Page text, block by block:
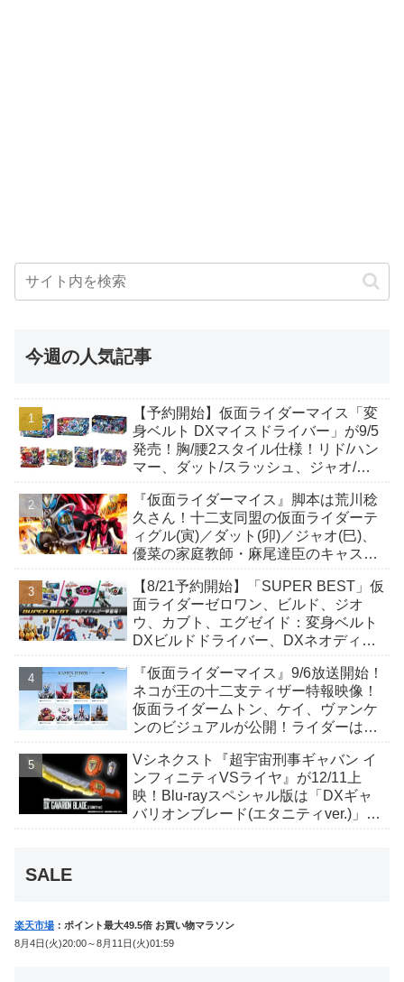
今週の人気記事
【予約開始】仮面ライダーマイス「変
身ベルト DXマイスドライバー」が9/5
発売！胸/腰2スタイル仕様！リド/ハン
マー、ダット/スラッシュ、ジャオ/バ
も！
『仮面ライダーマイス』脚本は荒川稔
久さん！十二支同盟の仮面ライダーテ
ィグル(寅)／ダット(卯)／ジャオ(巳)、
優菜の家庭教師・麻尾達臣のキャスト
んも変身！
【8/21予約開始】「SUPER BEST」仮
面ライダーゼロワン、ビルド、ジオ
ウ、カブト、エグゼイド：変身ベルト
DXビルドドライバー、DXネオディケ
か12点！
『仮面ライダーマイス』9/6放送開始！
ネコが王の十二支ティザー特報映像！
仮面ライダームトン、ケイ、ヴァンケ
ンのビジュアルが公開！ライダーは子
Vシネクスト『超宇宙刑事ギャバン イ
ンフィニティVSライヤ』が12/11上
映！Blu-rayスペシャル版は「DXギャ
バリオンブレード(エタニティver.)」
SALE
楽天市場 ：ポイント最大49.5倍 お買い物マラソン
8月4日(火)20:00～8月11日(火)01:59